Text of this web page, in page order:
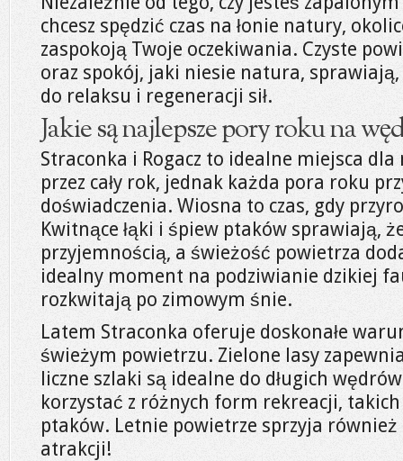
chcesz spędzić czas na łonie natury,
zaspokoją Twoje oczekiwania. Czyste
oraz spokój, jaki niesie natura,
do relaksu i regeneracji sił.
Jakie są najlepsze pory roku na
Straconka i Rogacz to idealne miejsca
przez cały rok, jednak każda pora roku
doświadczenia. Wiosna to czas, gdy
Kwitnące łąki i śpiew ptaków sprawiają,
przyjemnością, a świeżość powietrza
idealny moment na podziwianie dzikiej
rozkwitają po zimowym śnie.
Latem Straconka oferuje doskonałe
świeżym powietrzu. Zielone lasy
liczne szlaki są idealne do długich
korzystać z różnych form rekreacji,
ptaków. Letnie powietrze sprzyja
atrakcji!